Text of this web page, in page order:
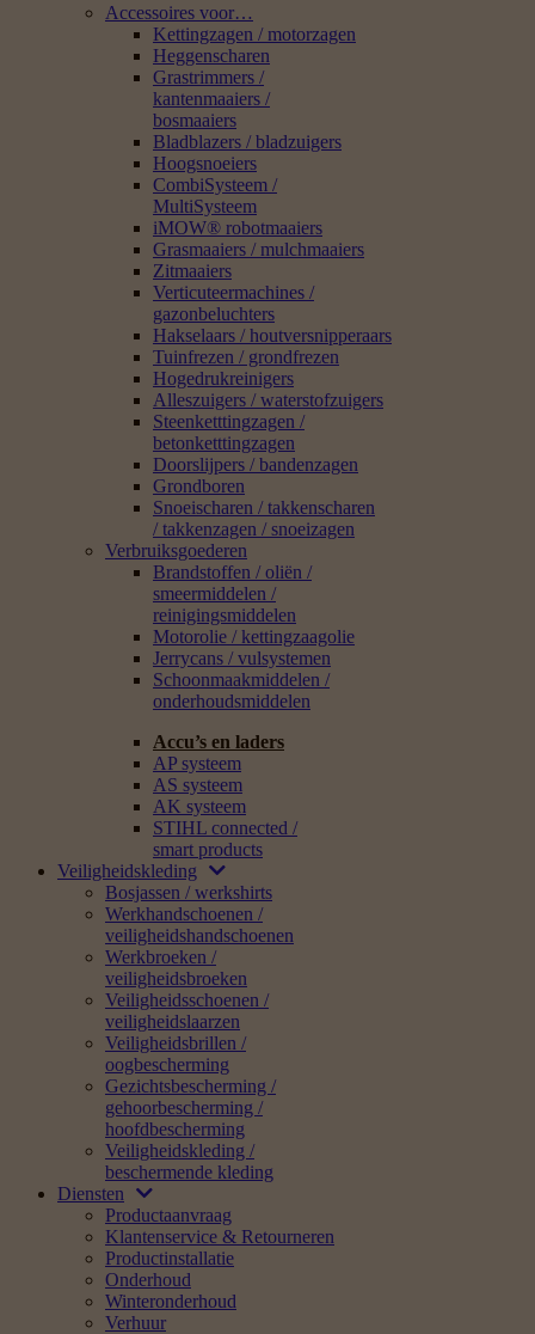
Accessoires voor…
Kettingzagen / motorzagen
Heggenscharen
Grastrimmers /
kantenmaaiers /
bosmaaiers
Bladblazers / bladzuigers
Hoogsnoeiers
CombiSysteem /
MultiSysteem
iMOW® robotmaaiers
Grasmaaiers / mulchmaaiers
Zitmaaiers
Verticuteermachines /
gazonbeluchters
Hakselaars / houtversnipperaars
Tuinfrezen / grondfrezen
Hogedrukreinigers
Alleszuigers / waterstofzuigers
Steenketttingzagen /
betonketttingzagen
Doorslijpers / bandenzagen
Grondboren
Snoeischaren / takkenscharen
/ takkenzagen / snoeizagen
Verbruiksgoederen
Brandstoffen / oliën /
smeermiddelen /
reinigingsmiddelen
Motorolie / kettingzaagolie
Jerrycans / vulsystemen
Schoonmaakmiddelen /
onderhoudsmiddelen
Accu’s en laders
AP systeem
AS systeem
AK systeem
STIHL connected /
smart products
Veiligheidskleding
Bosjassen / werkshirts
Werkhandschoenen /
veiligheidshandschoenen
Werkbroeken /
veiligheidsbroeken
Veiligheidsschoenen /
veiligheidslaarzen
Veiligheidsbrillen /
oogbescherming
Gezichtsbescherming /
gehoorbescherming /
hoofdbescherming
Veiligheidskleding /
beschermende kleding
Diensten
Productaanvraag
Klantenservice & Retourneren
Productinstallatie
Onderhoud
Winteronderhoud
Verhuur